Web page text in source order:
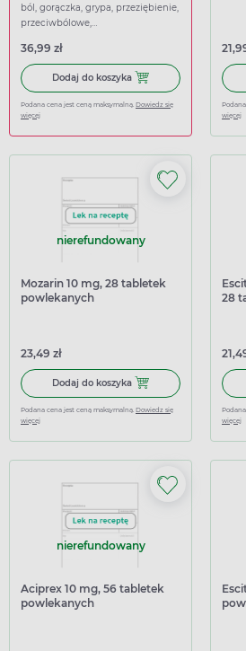
ból, gorączka, grypa, przeziębienie,
przeciwbólowe,
36,99 zł
Dodaj do koszyka Dodaj do koszyka
Podana cena jest ceną maksymalną. Dowiedz się
więcej
więcej
nierefundowany
Mozarin 10 mg, 28 tabletek
powlekanych
23,49 zł
Dodaj do koszyka Dodaj do koszyka
Podana cena jest ceną maksymalną. Dowiedz się
więcej
28
więcej
nierefundowany
Aciprex 10 mg, 56 tabletek
powlekanych